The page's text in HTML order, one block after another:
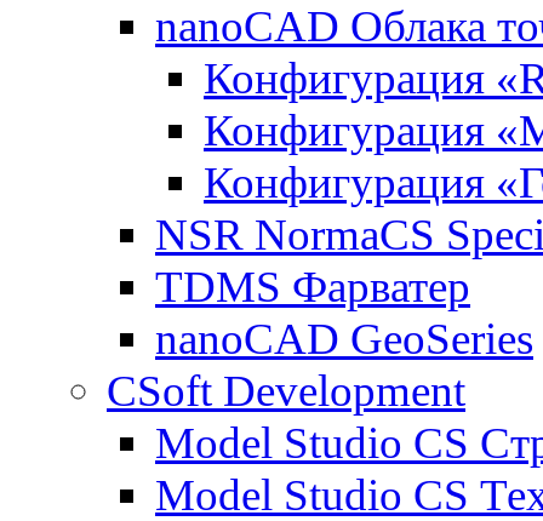
nanoCAD Облака
Конфигурация
Конфигурация
Конфигурация
NSR NormaCS
TDMS Фарватер
nanoCAD GeoSeries
CSoft Development
Model Studio CS
Model Studio CS